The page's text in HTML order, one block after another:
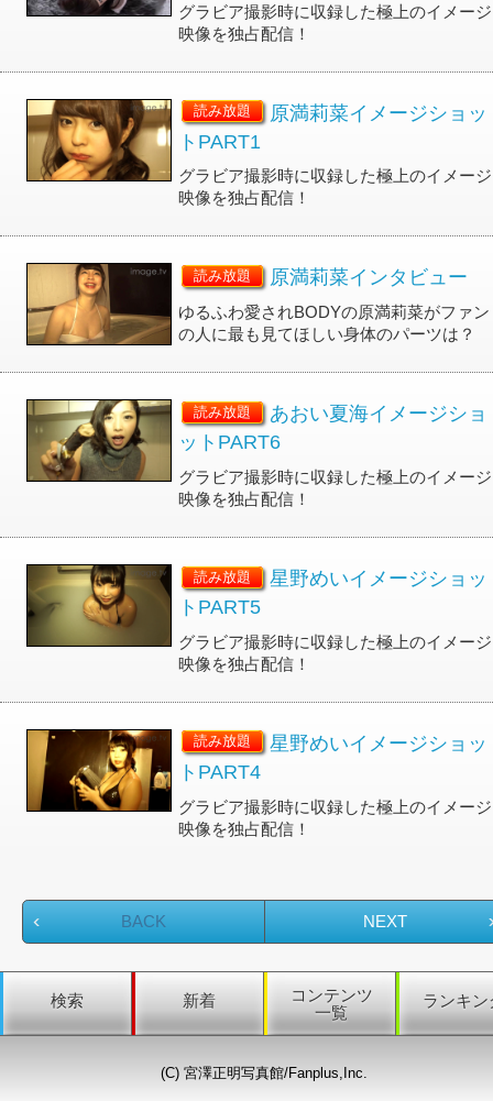
グラビア撮影時に収録した極上のイメージ
映像を独占配信！
読み放題
原満莉菜イメージショッ
トPART1
グラビア撮影時に収録した極上のイメージ
映像を独占配信！
読み放題 原満莉菜インタビュー
ゆるふわ愛されBODYの原満莉菜がファン
の人に最も見てほしい身体のパーツは？
読み放題
あおい夏海イメージショ
ットPART6
グラビア撮影時に収録した極上のイメージ
映像を独占配信！
読み放題
星野めいイメージショッ
トPART5
グラビア撮影時に収録した極上のイメージ
映像を独占配信！
読み放題
星野めいイメージショッ
トPART4
グラビア撮影時に収録した極上のイメージ
映像を独占配信！
BACK NEXT
検索 新着
コンテンツ
一覧
ランキン
(C) 宮澤正明写真館/Fanplus,Inc.